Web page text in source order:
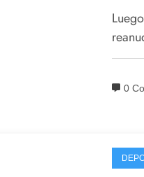
0